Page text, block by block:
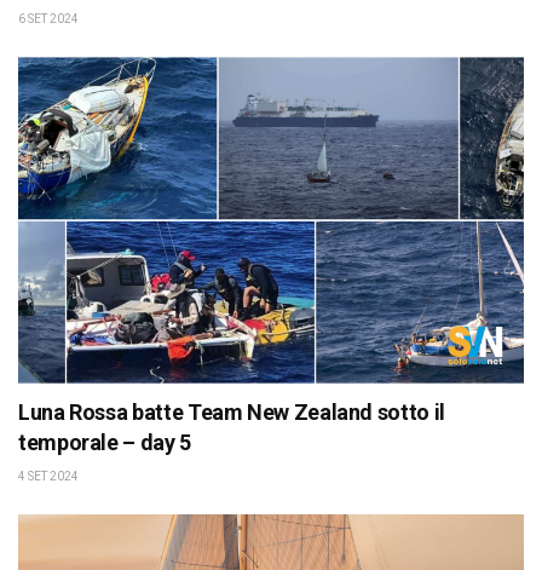
6 SET 2024
Luna Rossa batte Team New Zealand sotto il
temporale – day 5
4 SET 2024